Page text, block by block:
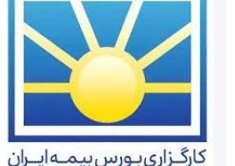
روابط عمومی خبرگزاری گزارش خبر